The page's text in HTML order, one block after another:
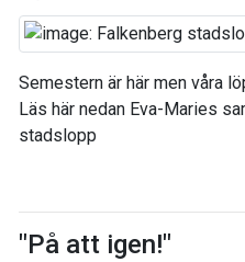
Semestern är här men våra
Läs här nedan Eva-Maries
stadslopp
"På att igen!"